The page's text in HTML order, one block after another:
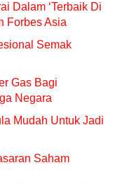
Dalam ‘Terbaik Di
Forbes Asia
Semak
Gas Bagi
Negara
Mudah Untuk Jadi
Saham